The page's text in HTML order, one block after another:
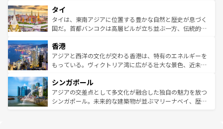
リティに包まれながら、韓国の多彩な魅力を心ゆくまで味
わってみてほしい。 なお、新着の韓国情報はコンテンツ一
覧を参照してほしい。
急速な発展と共に伝統が息づく。ハノイの古い町並みやホ
ーチミン市のフランス統治時代の建物も、独特の雰囲気を
醸し出している。また、バラエティの豊かさとおいしさで
とつ。フォーやバインミー、ベトナムコーヒーなどは、ぜ
ひ現地で味わいたい。どの地域を訪れてもあたたかい人々
が旅行者を迎えてくれるので、きっと忘れられない旅にな
参照してほしい。
タイ
タイは、東南アジアに位置する豊かな自然と歴史が息づく
国だ。首都バンコクは高層ビルが立ち並ぶ一方、伝統的な
の活気が交差している。北部ではチェンマイなどの山岳地
帯で自然と触れ合い、南部ではプーケットやクラビの美し
いビーチでリゾート気分を楽しむことができる。タイ料理
激する。気候は一年中温暖で、どの季節にも異なる楽しみ
が待っている。親しみやすいタイの人々、仏教を中心とし
た文化、そして多様な観光資源が、訪れる旅人を魅了し続
香港
アジアと西洋の文化が交わる香港は、特有のエネルギーを
もっている。ヴィクトリア湾に広がる壮大な景色、近未来
み、どこを訪れても感動するはず。観光スポットが密集し
ており、効率よく見どころを回れるのも魅力。息をのむよ
うな絶景から文化的な体験まで、香港を存分に楽しみ尽く
シンガポール
アジアの交差点として多文化が融合した独自の魅力を放つ
シンガポール。未来的な建築物が並ぶマリーナベイ、歴史